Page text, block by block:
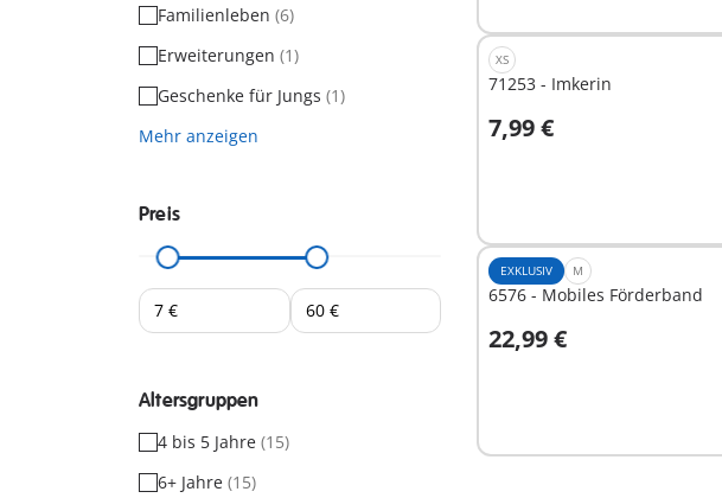
Familienleben (6)
Erweiterungen (1)
Geschenke für Jungs (1)
Mehr anzeigen
Preis
Altersgruppen
4 bis 5 Jahre (15)
6+ Jahre (15)
XS
71253 - Imkerin
7,99 €
In den Warenkorb
EXKLUSIV M
6576 - Mobiles Förderband
22,99 €
In den Warenkorb